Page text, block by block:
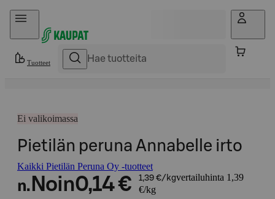
Hyppää sisältöön
Tuotteet
Ei valikoimassa
Pietilän peruna Annabelle irto
Kaikki Pietilän Peruna Oy -tuotteet
n. Noin0,14 € 1,39 €/kgvertailuhinta 1,39
€/kg